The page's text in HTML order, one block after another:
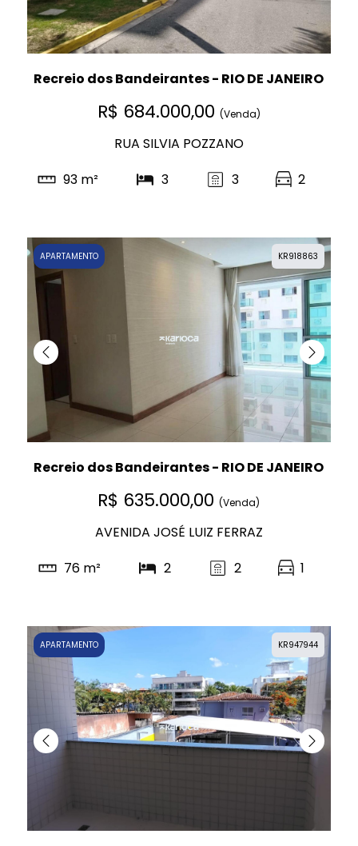
Recreio dos Bandeirantes - RIO DE JANEIRO
R$ 684.000,00 (Venda)
RUA SILVIA POZZANO
93 m²
3 3 2
KR918863
APARTAMENTO
Recreio dos Bandeirantes - RIO DE JANEIRO
R$ 635.000,00(Venda)
AVENIDA JOSÉ LUIZ FERRAZ
76 m²
2 2 1
KR947944
APARTAMENTO